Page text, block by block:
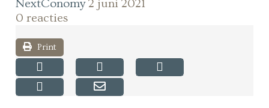
NextConomy 2 juni 2021
0 reacties
Print